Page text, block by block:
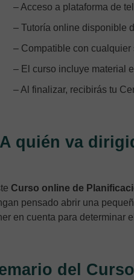
– Acceso a plataforma de
– Tutoría online disponible
– Compatible con
– El curso incluye material
– Al finalizar, recibirás tu
quién va
Curso online de
pensado abrir una
en cuenta para determinar el
del